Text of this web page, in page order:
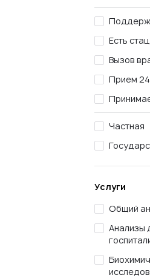
Есть
Вызов
Прием
Частная
Услуги
Общий
Анализы